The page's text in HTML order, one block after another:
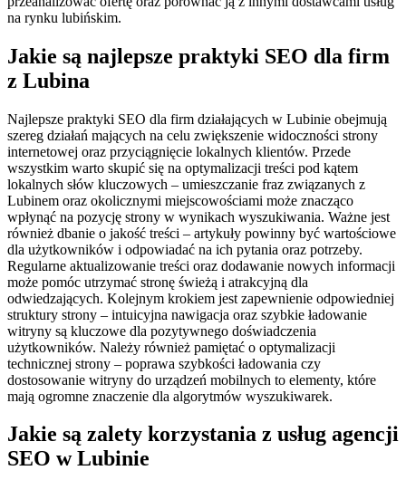
na rynku lubińskim.
Jakie są najlepsze praktyki SEO dla firm
z Lubina
Najlepsze praktyki SEO dla firm działających w Lubinie obejmują
szereg działań mających na celu zwiększenie widoczności strony
internetowej oraz przyciągnięcie lokalnych klientów. Przede
wszystkim warto skupić się na optymalizacji treści pod kątem
lokalnych słów kluczowych – umieszczanie fraz związanych z
Lubinem oraz okolicznymi miejscowościami może znacząco
wpłynąć na pozycję strony w wynikach wyszukiwania. Ważne jest
również dbanie o jakość treści – artykuły powinny być wartościowe
dla użytkowników i odpowiadać na ich pytania oraz potrzeby.
Regularne aktualizowanie treści oraz dodawanie nowych informacji
może pomóc utrzymać stronę świeżą i atrakcyjną dla
odwiedzających. Kolejnym krokiem jest zapewnienie odpowiedniej
struktury strony – intuicyjna nawigacja oraz szybkie ładowanie
witryny są kluczowe dla pozytywnego doświadczenia
użytkowników. Należy również pamiętać o optymalizacji
technicznej strony – poprawa szybkości ładowania czy
dostosowanie witryny do urządzeń mobilnych to elementy, które
mają ogromne znaczenie dla algorytmów wyszukiwarek.
Jakie są zalety korzystania z usług agencji
SEO w Lubinie